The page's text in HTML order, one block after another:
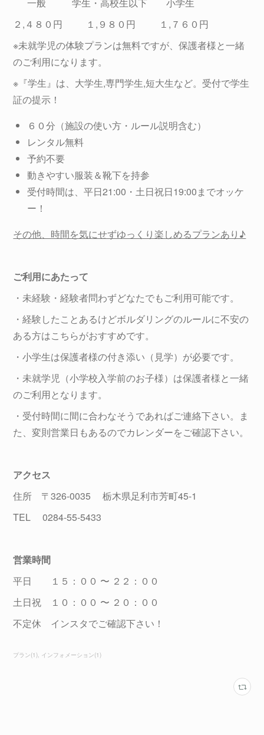
２,４８０円 １,９８０円 １,７６０円
※未就学児の体験プランは無料ですが、保護者様と一緒
のご利用になります。
※『学生』は、大学生,専門学生,短大生など。受付で学生
証の提示！
６０分（施設の使い方・ルール説明含む）
レンタル無料
予約不要
動きやすい服装＆靴下を持参
受付時間は、平日21:00・土日祝日19:00までオッケ
ー！
その他、時間を気にせずゆっくり楽しめるプランあり♪
ご利用にあたって
・未経験・経験者問わずどなたでもご利用可能です。
・経験したことあるけどボルダリングのルールに不安の
ある方はこちらがおすすめです。
・小学生は保護者様の付き添い（見学）が必要です。
・未就学児（小学校入学前のお子様）は保護者様と一緒
のご利用となります。
・受付時間に間に合わなそうであればご連絡下さい。ま
た、変則営業日もあるのでカレンダーをご確認下さい。
アクセス
住所 〒326-0035 栃木県足利市芳町45-1
TEL 0284-55-5433
営業時間
平日 １５：００ 〜 ２２：００
土日祝 １０：００ 〜 ２０：００
不定休 インスタでご確認下さい！
プラン(1) インフォメーション(1)